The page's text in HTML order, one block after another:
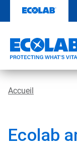
contenu
Accueil
Ecolab